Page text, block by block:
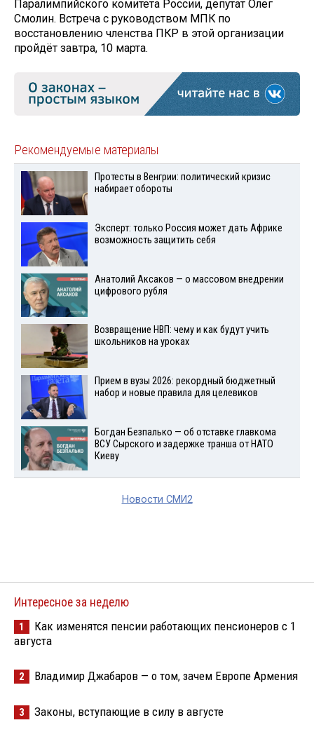
Паралимпийского комитета России, депутат Олег
Смолин. Встреча с руководством МПК по
восстановлению членства ПКР в этой организации
пройдёт завтра, 10 марта.
Рекомендуемые материалы
Протесты в Венгрии: политический кризис
набирает обороты
Эксперт: только Россия может дать Африке
возможность защитить себя
Анатолий Аксаков — о массовом внедрении
цифрового рубля
Возвращение НВП: чему и как будут учить
школьников на уроках
Прием в вузы 2026: рекордный бюджетный
набор и новые правила для целевиков
Богдан Безпалько — об отставке главкома
ВСУ Сырского и задержке транша от НАТО
Киеву
Новости СМИ2
Интересное за неделю
1
Как изменятся пенсии работающих пенсионеров с 1
августа
2 Владимир Джабаров — о том, зачем Европе Армения
3 Законы, вступающие в силу в августе